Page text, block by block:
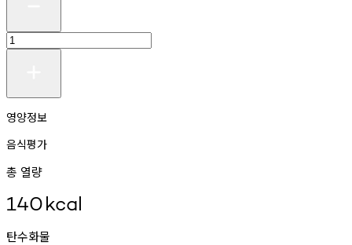
영양정보
음식평가
총 열량
140kcal
탄수화물